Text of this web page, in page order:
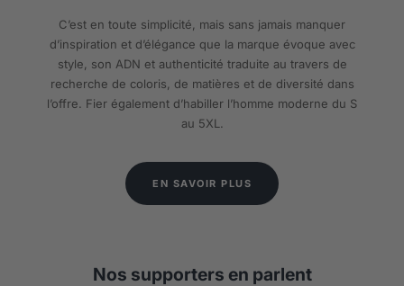
C’est en toute simplicité, mais sans jamais manquer
d’inspiration et d’élégance que la marque évoque avec
style, son ADN et authenticité traduite au travers de
recherche de coloris, de matières et de diversité dans
l’offre. Fier également d’habiller l’homme moderne du S
au 5XL.
EN SAVOIR PLUS
Nos supporters en parlent